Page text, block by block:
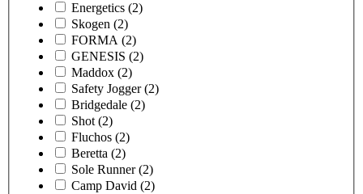
Energetics (2)
Skogen (2)
FORMA (2)
GENESIS (2)
Maddox (2)
Safety Jogger (2)
Bridgedale (2)
Shot (2)
Fluchos (2)
Beretta (2)
Sole Runner (2)
Camp David (2)